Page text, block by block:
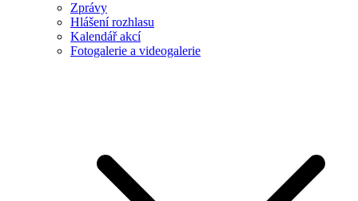
Zprávy
Hlášení rozhlasu
Kalendář akcí
Fotogalerie a videogalerie